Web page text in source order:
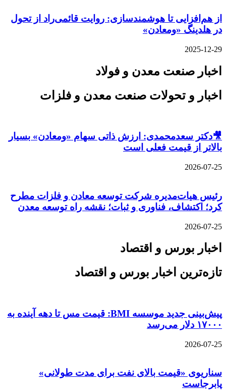
از هم‌افزایی تا هوشمندسازی: روایت قائمی‌راد از تحول
در هلدینگ «ومعادن»
2025-12-29
اخبار صنعت معدن و فولاد
اخبار و تحولات صنعت معدن و فلزات
🎥دکتر سعدمحمدی: ارزش ذاتی سهام «ومعادن» بسیار
بالاتر از قیمت فعلی است
2026-07-25
رئیس هیات‌مدیره شرکت توسعه معادن و فلزات مطرح
کرد؛ اکتشاف، فناوری و ثبات؛ نقشه راه توسعه معدن
2026-07-25
اخبار بورس و اقتصاد
تازه‌ترین اخبار بورس و اقتصاد
پیش‌بینی جدید موسسه BMI: قیمت مس تا دهه آینده به
۱۷۰۰۰ دلار می‌رسد
2026-07-25
سناریوی «قیمت بالای نفت برای مدت طولانی»
پابرجاست